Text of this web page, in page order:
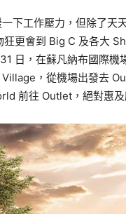
下工作壓力，但除了天
狂更會到 Big C 及各大
日，在蘇凡納布國際
，從機場出發去
前往 Outlet，絕對惠及